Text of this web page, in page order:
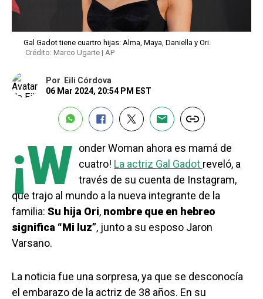
Gal Gadot tiene cuartro hijas: Alma, Maya, Daniella y Ori.
Crédito: Marco Ugarte | AP
Por Eili Córdova
06 Mar 2024, 20:54 PM EST
¡W onder Woman ahora es mamá de
cuatro! La actriz Gal Gadot reveló, a
través de su cuenta de Instagram,
que trajo al mundo a la nueva integrante de la
familia: Su hija Ori, nombre que en hebreo
significa “Mi luz”, junto a su esposo Jaron
Varsano.
La noticia fue una sorpresa, ya que se desconocía
el embarazo de la actriz de 38 años. En su